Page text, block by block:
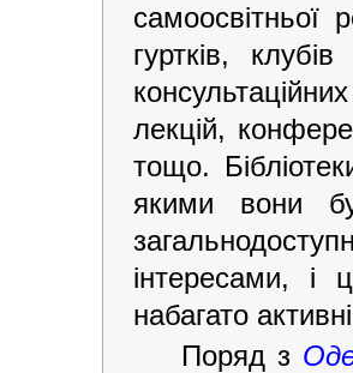
самоосвітньої
гуртків,
лекцій,
тощо.
якими вони
інтересами, і
набагато
Поряд з